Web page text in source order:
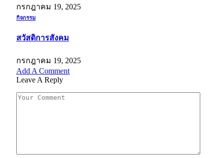
กรกฎาคม 19, 2025
กิจกรรม
สวัสดิการสังคม
กรกฎาคม 19, 2025
Add A Comment
Leave A Reply